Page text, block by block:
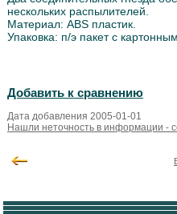
нескольких распылителей.
Материал: ABS пластик.
Упаковка: п/э пакет с
Добавить к сравнению
Дата добавления 2005-01-01
Нашли неточность в информации -